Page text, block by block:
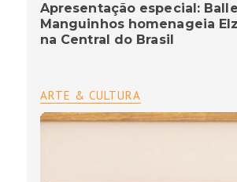
Apresentação especial:
Manguinhos homenageia
na Central do Brasil
ARTE & CULTURA